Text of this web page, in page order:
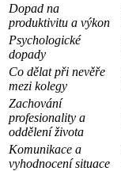
Dopad na
produktivitu a výkon
Psychologické
dopady
Co dělat při nevěře
mezi kolegy
Zachování
profesionality a
oddělení života
Komunikace a
vyhodnocení situace